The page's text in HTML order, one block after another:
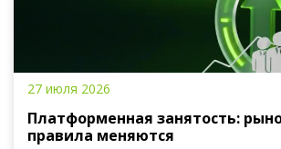
27 июля 2026
Платформенная занятость:
правила меняются